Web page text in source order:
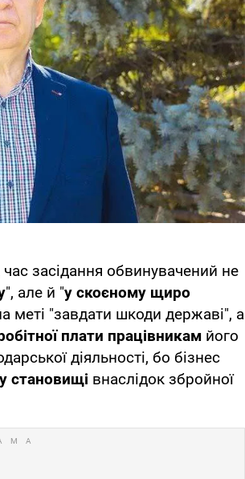
час засідання обвинувачений не
", але й "у скоєному щиро
меті "завдати шкоди державі", а
плати працівникам його
діяльності, бо бізнес
становищі внаслідок збройної